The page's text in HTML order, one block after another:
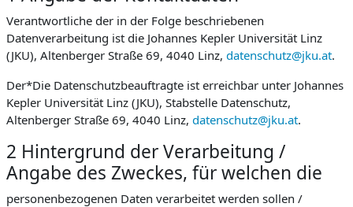
Verantwortliche der in der Folge beschriebenen
Datenverarbeitung ist die Johannes Kepler Universität Linz
(JKU), Altenberger Straße 69, 4040 Linz, datenschutz@jku.at.
Der*Die Datenschutzbeauftragte ist erreichbar unter Johannes
Kepler Universität Linz (JKU), Stabstelle Datenschutz,
Altenberger Straße 69, 4040 Linz, datenschutz@jku.at.
2 Hintergrund der Verarbeitung /
Angabe des Zweckes, für welchen die
personenbezogenen Daten verarbeitet werden sollen /